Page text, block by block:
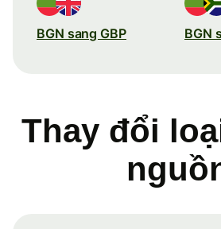
BGN sang GBP BGN
Thay đổi